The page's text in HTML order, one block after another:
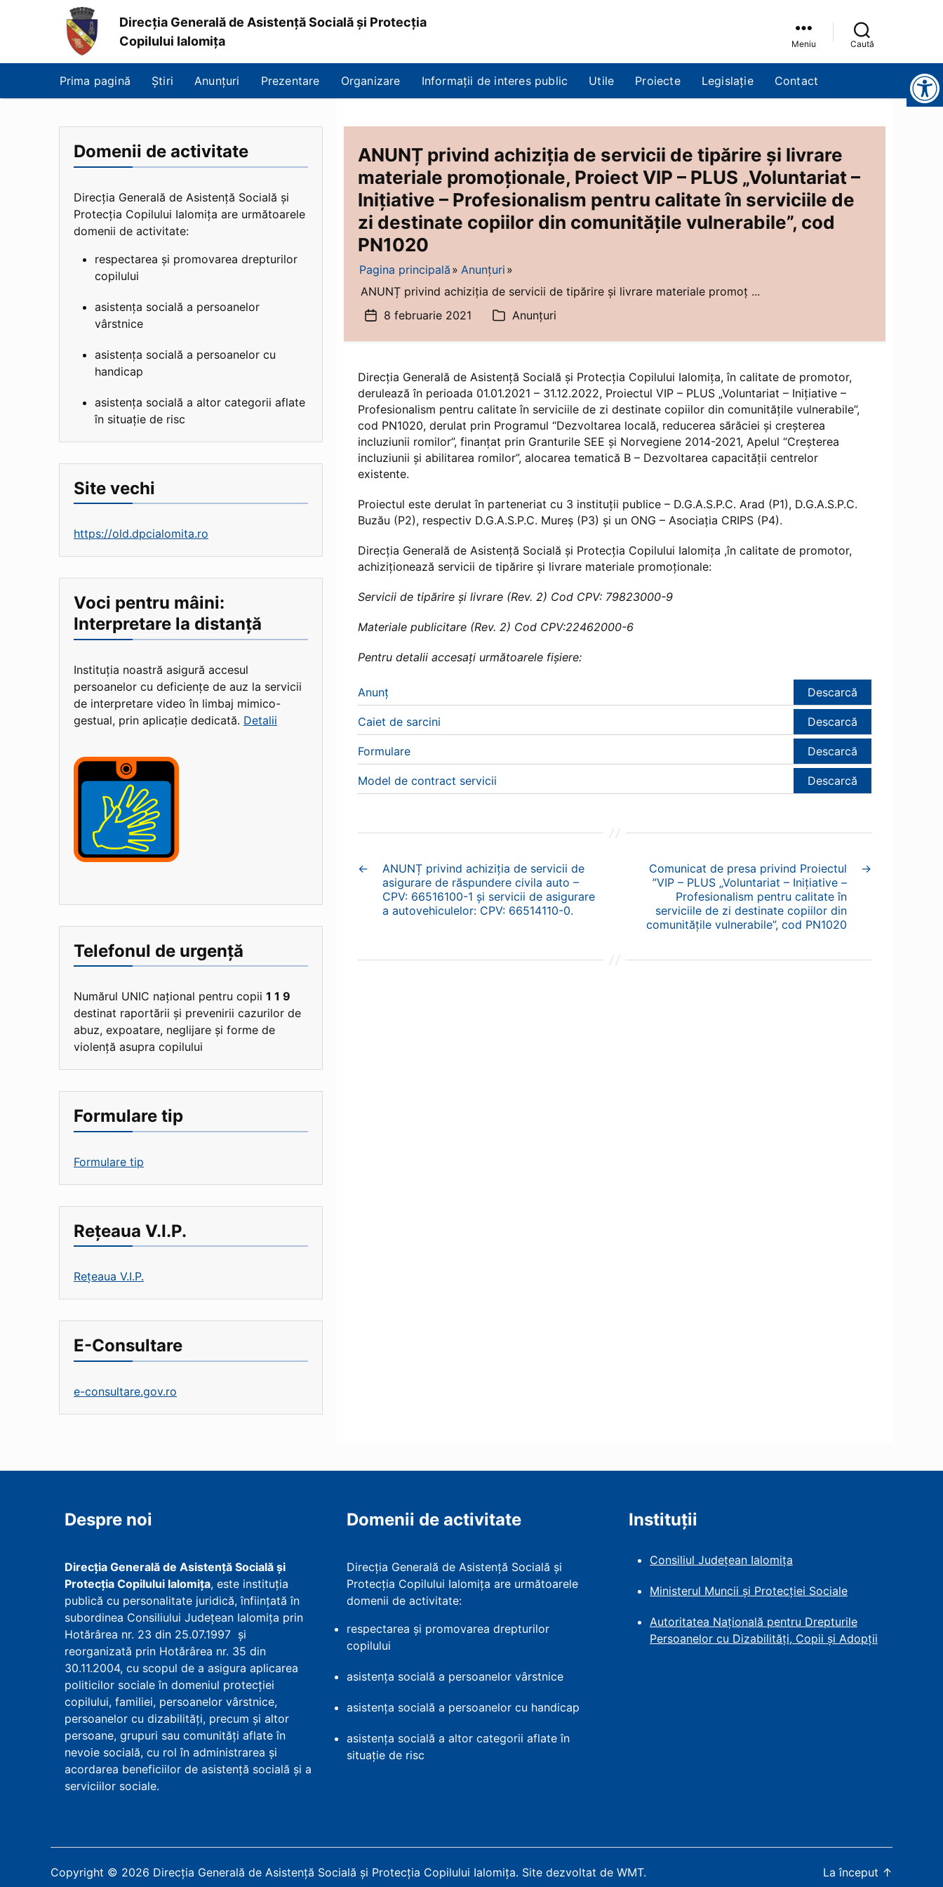
Direcția
Generală
Protecția
Copilului
Direcția Generală de Asistență Socială și Protecția
Copilului Ialomița
Meniu Caută
Prima pagină Știri Anunțuri Prezentare Organizare Informații de interes public Utile Proiecte Legislație Contact
Instrumente pentru accesibilitate
ANUNȚ privind achiziția de servicii de tipărire şi livrare
materiale promoționale, Proiect VIP – PLUS „Voluntariat –
Inițiative – Profesionalism pentru calitate în serviciile de
zi destinate copiilor din comunitățile vulnerabile”, cod
PN1020
Pagina principală
Anunțuri
ANUNȚ privind achiziția de servicii de tipărire şi livrare materiale promoț ...
Dată8 februarie 2021 Categorii
Anunțuri
Direcția Generală de Asistență Socială și Protecția Copilului Ialomița, în calitate de promotor,
derulează în perioada 01.01.2021 – 31.12.2022, Proiectul VIP – PLUS „Voluntariat – Inițiative –
Profesionalism pentru calitate în serviciile de zi destinate copiilor din comunitățile vulnerabile”,
cod PN1020, derulat prin Programul “Dezvoltarea locală, reducerea sărăciei și creșterea
incluziunii romilor”, finanțat prin Granturile SEE și Norvegiene 2014-2021, Apelul “Creșterea
incluziunii și abilitarea romilor”, alocarea tematică B – Dezvoltarea capacității centrelor
existente.
Proiectul este derulat în parteneriat cu 3 instituții publice – D.G.A.S.P.C. Arad (P1), D.G.A.S.P.C.
Buzău (P2), respectiv D.G.A.S.P.C. Mureș (P3) și un ONG – Asociația CRIPS (P4).
Direcția Generală de Asistență Socială și Protecția Copilului Ialomița ,în calitate de promotor,
achiziționează servicii de tipărire şi livrare materiale promoţionale:
Servicii de tipărire şi livrare (Rev. 2) Cod CPV: 79823000-9
Materiale publicitare (Rev. 2) Cod CPV:22462000-6
Pentru detalii accesați următoarele fișiere:
Anunț Descarcă
Caiet de sarcini Descarcă
Formulare Descarcă
Model de contract servicii Descarcă
←
ANUNȚ privind achiziția de servicii de
asigurare de răspundere civila auto –
CPV: 66516100-1 și servicii de asigurare
a autovehiculelor: CPV: 66514110-0.
→
Comunicat de presa privind Proiectul
”VIP – PLUS „Voluntariat – Inițiative –
Profesionalism pentru calitate în
serviciile de zi destinate copiilor din
comunitățile vulnerabile”, cod PN1020
Domenii de activitate
Direcția Generală de Asistență Socială și
Protecția Copilului Ialomița are următoarele
domenii de activitate:
respectarea și promovarea drepturilor
copilului
asistența socială a persoanelor
vârstnice
asistența socială a persoanelor cu
handicap
asistența socială a altor categorii aflate
în situație de risc
Site vechi
https://old.dpcialomita.ro
Voci pentru mâini:
Interpretare la distanță
Instituția noastră asigură accesul
persoanelor cu deficiențe de auz la servicii
de interpretare video în limbaj mimico-
gestual, prin aplicație dedicată. Detalii
Telefonul de urgență
Numărul UNIC național pentru copii 1 1 9
destinat raportării și prevenirii cazurilor de
abuz, expoatare, neglijare și forme de
violență asupra copilului
Formulare tip
Formulare tip
Rețeaua V.I.P.
Rețeaua V.I.P.
E-Consultare
e-consultare.gov.ro
Despre noi
Direcţia Generală de Asistenţă Socială şi
Protecţia Copilului Ialomița, este instituţia
publică cu personalitate juridică, înfiinţată în
subordinea Consiliului Județean Ialomița prin
Hotărârea nr. 23 din 25.07.1997 şi
reorganizată prin Hotărârea nr. 35 din
30.11.2004, cu scopul de a asigura aplicarea
politicilor sociale în domeniul protecţiei
copilului, familiei, persoanelor vârstnice,
persoanelor cu dizabilităţi, precum şi altor
persoane, grupuri sau comunităţi aflate în
nevoie socială, cu rol în administrarea şi
acordarea beneficiilor de asistenţă socială şi a
serviciilor sociale.
Domenii de activitate
Direcția Generală de Asistență Socială și
Protecția Copilului Ialomița are următoarele
domenii de activitate:
respectarea și promovarea drepturilor
copilului
asistența socială a persoanelor vârstnice
asistența socială a persoanelor cu handicap
asistența socială a altor categorii aflate în
situație de risc
Instituții
Consiliul Județean Ialomița
Ministerul Muncii și Protecției Sociale
Autoritatea Națională pentru Drepturile
Persoanelor cu Dizabilități, Copii și Adopții
Copyright © 2026 Direcția Generală de Asistență Socială și Protecția Copilului Ialomița. Site dezvoltat de WMT. La început ↑